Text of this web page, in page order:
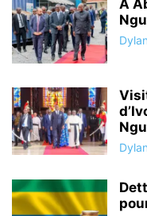
À
Dylan
Dylan